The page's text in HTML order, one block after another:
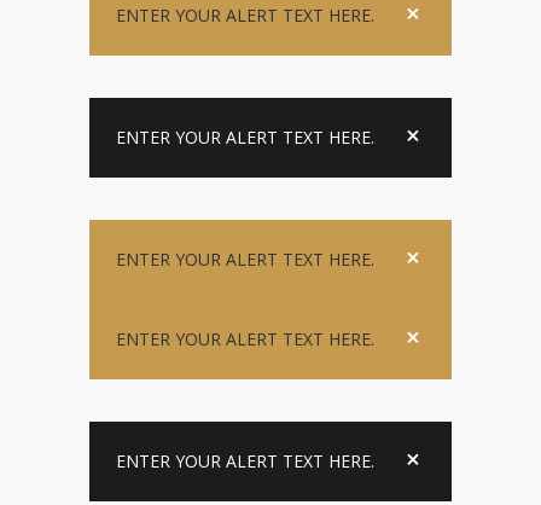
ENTER YOUR ALERT TEXT HERE.
ENTER YOUR ALERT TEXT HERE.
ENTER YOUR ALERT TEXT HERE.
ENTER YOUR ALERT TEXT HERE.
ENTER YOUR ALERT TEXT HERE.